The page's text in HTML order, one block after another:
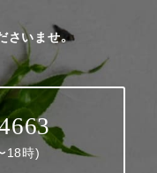
さいませ。
18時)